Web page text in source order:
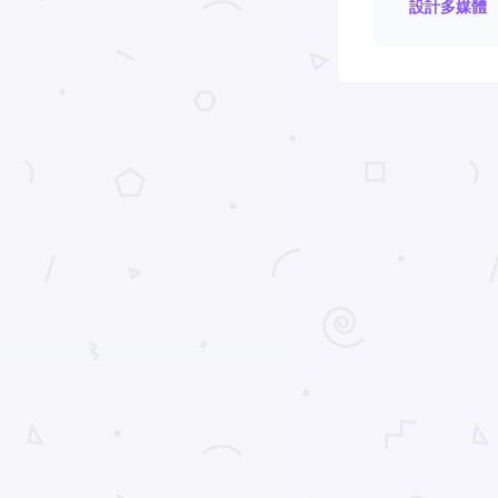
設計多媒體